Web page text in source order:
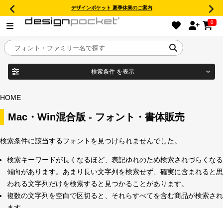
デザインポケット 夏季休業のご案内
0
目的別フォントガイド
おすすめ
年間ライセンス商品
キャンペーン一覧
検索条件 を表示
フォント形式
HOME
Mac・Win混合版 - フォント・書体販売
検索条件に該当するフォントを見つけられませんでした。
検索キーワードが長くなるほど、表記ゆれのため検索されづらくなる
傾向があります。あまり長い文字列を検索せず、確実に含まれると思
われる文字列だけを検索すると見つかることがあります。
複数の文字列を空白で区切ると、それらすべてを含む商品が検索され